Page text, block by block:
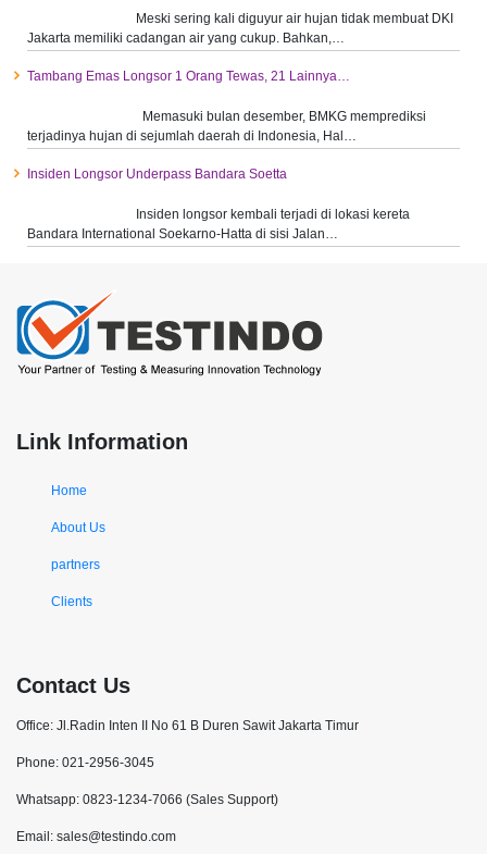
Meski sering kali diguyur air hujan tidak membuat DKI
Jakarta memiliki cadangan air yang cukup. Bahkan,…
Tambang Emas Longsor 1 Orang Tewas, 21 Lainnya…
Memasuki bulan desember, BMKG memprediksi
terjadinya hujan di sejumlah daerah di Indonesia, Hal…
Insiden Longsor Underpass Bandara Soetta
Insiden longsor kembali terjadi di lokasi kereta
Bandara International Soekarno-Hatta di sisi Jalan…
Link Information
Home
About Us
partners
Clients
Contact Us
Office: Jl.Radin Inten II No 61 B Duren Sawit Jakarta Timur
Phone: 021-2956-3045
Whatsapp: 0823-1234-7066 (Sales Support)
Email: sales@testindo.com